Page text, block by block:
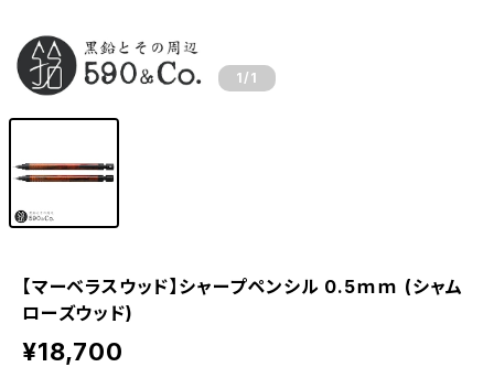
1 /1
【マーベラスウッド】シャープペンシル 0.5ｍｍ (シャム
ローズウッド)
¥18,700